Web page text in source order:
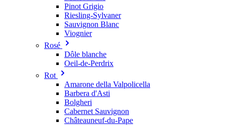
Pinot Grigio
Riesling-Sylvaner
Sauvignon Blanc
Viognier
Rosé
Dôle blanche
Oeil-de-Perdrix
Rot
Amarone della Valpolicella
Barbera d'Asti
Bolgheri
Cabernet Sauvignon
Châteauneuf-du-Pape